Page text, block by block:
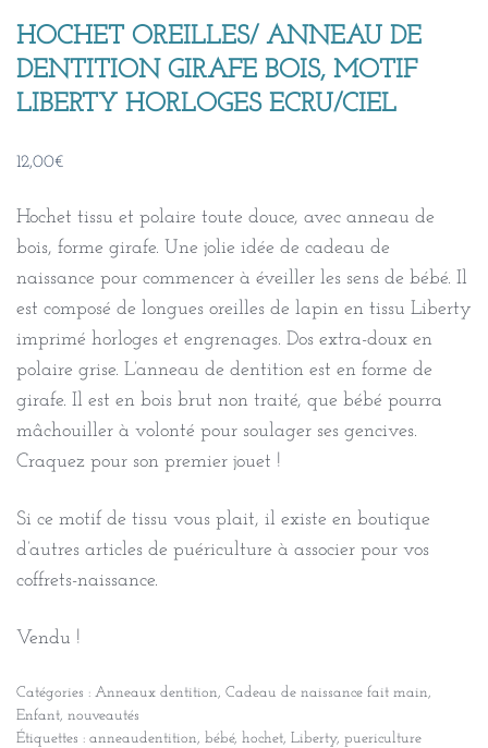
HOCHET OREILLES/ ANNEAU DE
DENTITION GIRAFE BOIS, MOTIF
LIBERTY HORLOGES ECRU/CIEL
12,00€
Hochet tissu et polaire toute douce, avec anneau de
bois, forme girafe. Une jolie idée de cadeau de
naissance pour commencer à éveiller les sens de bébé. Il
est composé de longues oreilles de lapin en tissu Liberty
imprimé horloges et engrenages. Dos extra-doux en
polaire grise. L’anneau de dentition est en forme de
girafe. Il est en bois brut non traité, que bébé pourra
mâchouiller à volonté pour soulager ses gencives.
Craquez pour son premier jouet !
Si ce motif de tissu vous plait, il existe en boutique
d’autres articles de puériculture à associer pour vos
coffrets-naissance.
Vendu !
Catégories : Anneaux dentition, Cadeau de naissance fait main,
Enfant, nouveautés
Étiquettes : anneaudentition, bébé, hochet, Liberty, puericulture